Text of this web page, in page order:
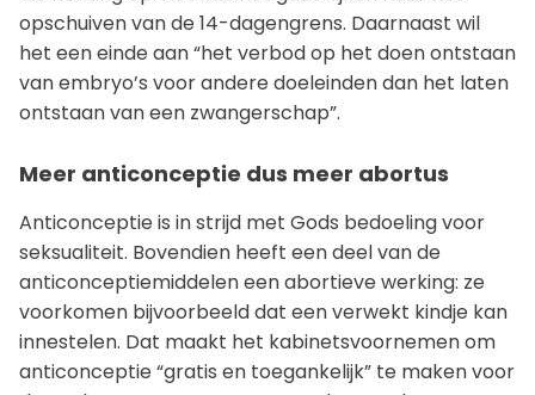
opschuiven van de 14-dagengrens. Daarnaast wil
het een einde aan “het verbod op het doen ontstaan
van embryo’s voor andere doeleinden dan het laten
ontstaan van een zwangerschap”.
Meer anticonceptie dus meer abortus
Anticonceptie is in strijd met Gods bedoeling voor
seksualiteit. Bovendien heeft een deel van de
anticonceptiemiddelen een abortieve werking: ze
voorkomen bijvoorbeeld dat een verwekt kindje kan
innestelen. Dat maakt het kabinetsvoornemen om
anticonceptie “gratis en toegankelijk” te maken voor